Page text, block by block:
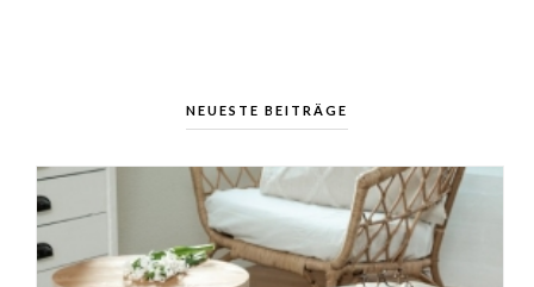
NEUESTE BEITRÄGE